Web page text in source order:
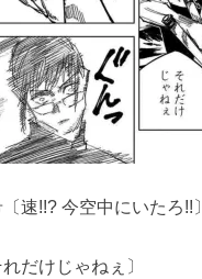
速!!? 今空中にいたろ!!〕
れだけじゃねぇ〕